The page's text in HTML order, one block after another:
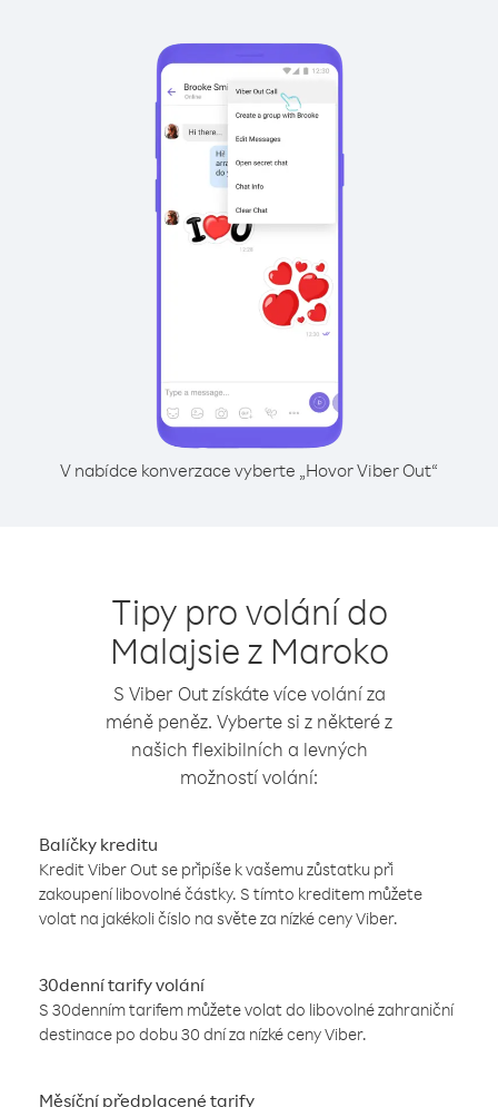
V nabídce konverzace vyberte „Hovor Viber Out“
Tipy pro volání do
Malajsie z Maroko
S Viber Out získáte více volání za
méně peněz. Vyberte si z některé z
našich flexibilních a levných
možností volání:
Balíčky kreditu
Kredit Viber Out se připíše k vašemu zůstatku při
zakoupení libovolné částky. S tímto kreditem můžete
volat na jakékoli číslo na světe za nízké ceny Viber.
30denní tarify volání
S 30denním tarifem můžete volat do libovolné zahraniční
destinace po dobu 30 dní za nízké ceny Viber.
Měsíční předplacené tarify